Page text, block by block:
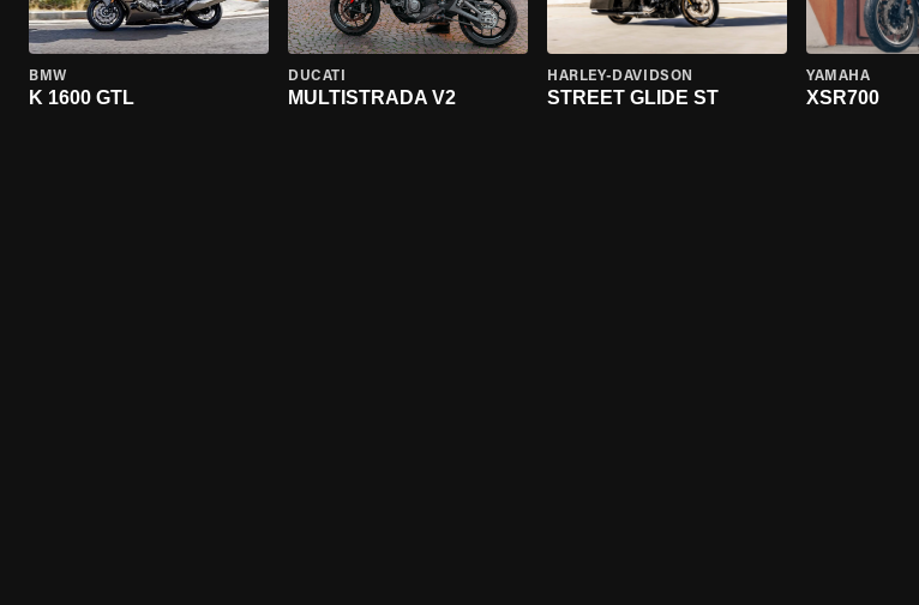
BMW
K 1600 GTL
DUCATI
MULTISTRADA V2
HARLEY-DAVIDSON
STREET GLIDE ST
YAMAHA
XSR700